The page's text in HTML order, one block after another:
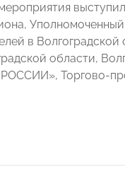
в Волгоградской
области,
Торгово-